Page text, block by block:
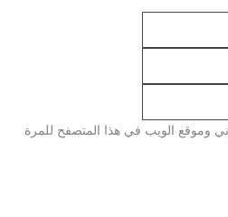
وموقع الويب في هذا المتصفح للمرة